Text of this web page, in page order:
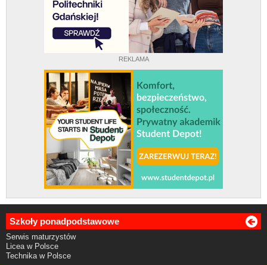
REKLAMA
Szkoły ponadpodstawowe
Serwis maturzystów
Licea w Polsce
Technika w Polsce